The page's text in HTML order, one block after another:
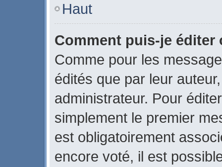
Haut
Comment puis-je
Comme pour les
édités que par leur
administrateur. Pour
simplement le premier
est obligatoirement
encore voté, il est